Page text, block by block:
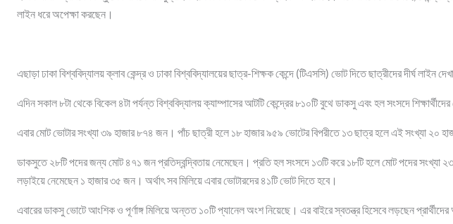
লাইন ধরে অপেক্ষা করছেন।
এছাড়া ঢাকা বিশ্ববিদ্যালয় ক্লাব কেন্দ্র ও ঢাকা বিশ্ববিদ্যালয়ের ছাত্র-শিক্ষক কেন্দে (টিএসসি) ভোট দিতে ছাত্রীদের দীর্ঘ লাইন
এদিন সকাল ৮টা থেকে বিকেল ৪টা পর্যন্ত বিশ্ববিদ্যালয় ক্যাম্পাসের আটটি কেন্দ্রের ৮১০টি বুথে ডাকসু এবং হল সংসদে
এবার মোট ভোটার সংখ্যা ৩৯ হাজার ৮৭৪ জন। পাঁচ ছাত্রী হলে ১৮ হাজার ৯৫৯ ভোটের বিপরীতে ১৩ ছাত্র হলে এই সংখ্যা ২০
ডাকসুতে ২৮টি পদের জন্য মোট ৪৭১ জন প্রতিদ্বন্দ্বিতায় নেমেছেন। প্রতি হল সংসদে ১৩টি করে ১৮টি হলে মোট পদের সংখ্যা
লড়াইয়ে নেমেছেন ১ হাজার ৩৫ জন। অর্থাৎ সব মিলিয়ে এবার ভোটারদের ৪১টি ভোট দিতে হবে।
এবারের ডাকসু ভোটে আংশিক ও পূর্ণাঙ্গ মিলিয়ে অন্তত ১০টি প্যানেল অংশ নিয়েছে। এর বাইরে স্বতন্ত্র হিসেবে লড়ছেন